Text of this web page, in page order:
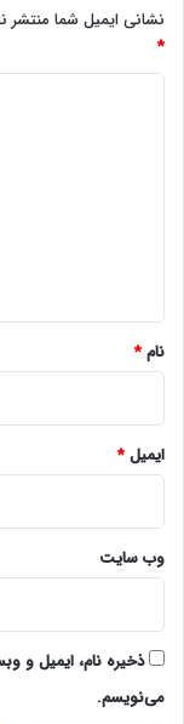
نشانی ایمیل شما
*
نام*
ایمیل*
وب‌ سایت
ذخیره نام، ایمیل و
می‌نویسم.